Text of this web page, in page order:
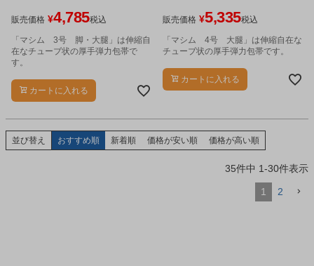
販売価格 ¥4,785税込
「マシム 3号 脚・大腿」は伸縮自
在なチューブ状の厚手弾力包帯で
す。
カートに入れる
販売価格 ¥5,335税込
「マシム 4号 大腿」は伸縮自在な
チューブ状の厚手弾力包帯です。
カートに入れる
並び替え おすすめ順 新着順 価格が安い順 価格が高い順
35件中 1-30件表示
1 2